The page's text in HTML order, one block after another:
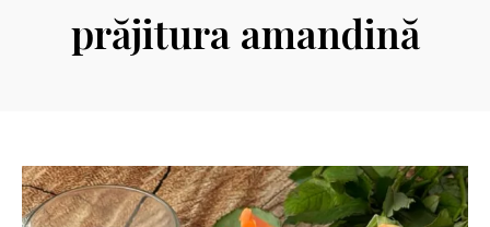
prăjitura amandină